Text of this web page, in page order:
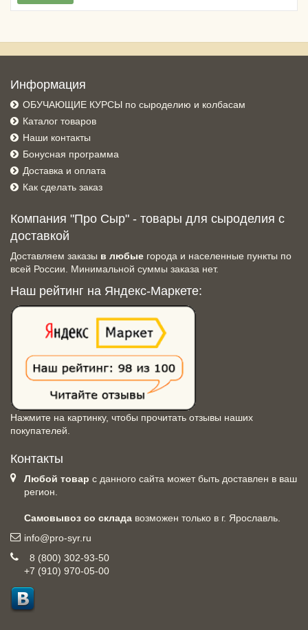
Информация
ОБУЧАЮЩИЕ КУРСЫ по сыроделию и колбасам
Каталог товаров
Наши контакты
Бонусная программа
Доставка и оплата
Как сделать заказ
Компания "Про Сыр" - товары для сыроделия с
доставкой
Доставляем заказы в любые города и населенные пункты по
всей России. Минимальной суммы заказа нет.
Наш рейтинг на Яндекс-Маркете:
Нажмите на картинку, чтобы прочитать отзывы наших
покупателей.
Контакты
Любой товар с данного сайта может быть доставлен в ваш
регион.
Самовывоз со склада возможен только в г. Ярославль.
info@pro-syr.ru
8 (800) 302-93-50
+7 (910) 970-05-00